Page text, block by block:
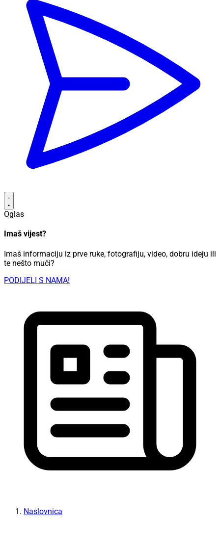
Oglas
Imaš vijest?
Imaš informaciju iz prve ruke, fotografiju, video, dobru ideju ili
te nešto muči?
PODIJELI S NAMA!
Naslovnica